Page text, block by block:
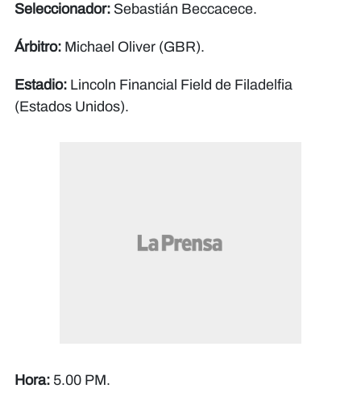
Seleccionador: Sebastián Beccacece.
Árbitro: Michael Oliver (GBR).
Estadio: Lincoln Financial Field de Filadelfia
(Estados Unidos).
Hora: 5.00 PM.